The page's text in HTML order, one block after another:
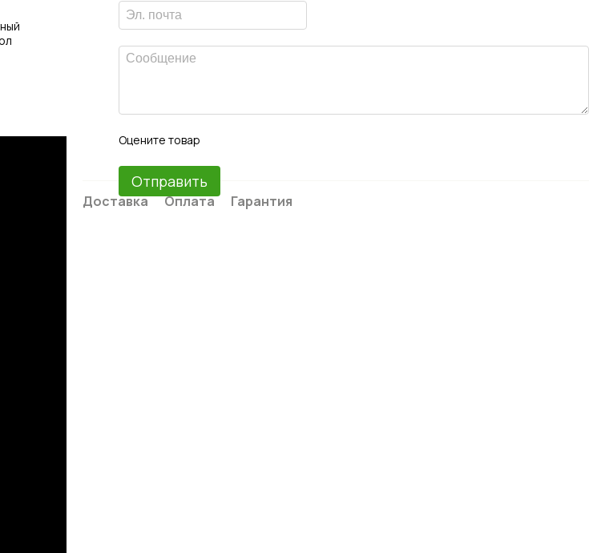
Оцените товар
Отправить
Доставка Оплата Гарантия